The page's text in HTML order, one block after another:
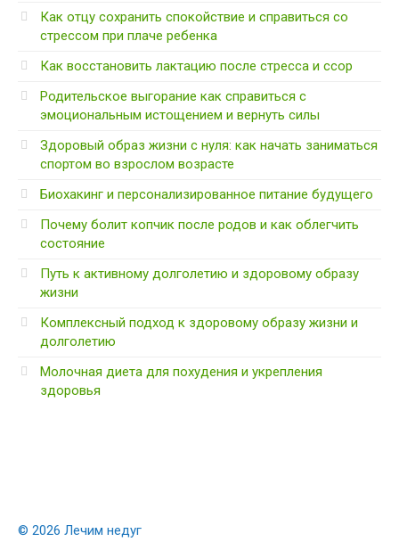
Как отцу сохранить спокойствие и справиться со
стрессом при плаче ребенка
Как восстановить лактацию после стресса и ссор
Родительское выгорание как справиться с
эмоциональным истощением и вернуть силы
Здоровый образ жизни с нуля: как начать заниматься
спортом во взрослом возрасте
Биохакинг и персонализированное питание будущего
Почему болит копчик после родов и как облегчить
состояние
Путь к активному долголетию и здоровому образу
жизни
Комплексный подход к здоровому образу жизни и
долголетию
Молочная диета для похудения и укрепления
здоровья
© 2026 Лечим недуг